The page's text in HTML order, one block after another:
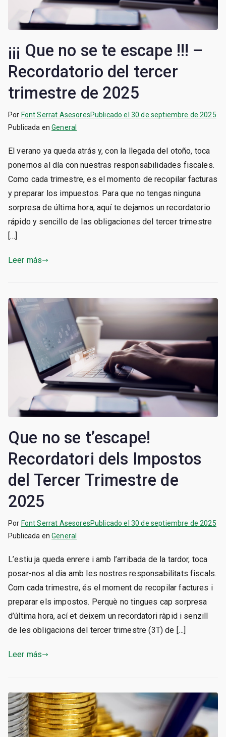
¡¡¡ Que no se te escape !!! –
Recordatorio del tercer
trimestre de 2025
Por Font Serrat AsesoresPublicado el 30 de septiembre de 2025
Publicada enGeneral
El verano ya queda atrás y, con la llegada del otoño, toca
ponernos al día con nuestras responsabilidades fiscales.
Como cada trimestre, es el momento de recopilar facturas
y preparar los impuestos. Para que no tengas ninguna
sorpresa de última hora, aquí te dejamos un recordatorio
rápido y sencillo de las obligaciones del tercer trimestre
[…]
Leer más
Que no se t’escape!
Recordatori dels Impostos
del Tercer Trimestre de
2025
Por Font Serrat AsesoresPublicado el 30 de septiembre de 2025
Publicada enGeneral
L’estiu ja queda enrere i amb l’arribada de la tardor, toca
posar-nos al dia amb les nostres responsabilitats fiscals.
Com cada trimestre, és el moment de recopilar factures i
preparar els impostos. Perquè no tingues cap sorpresa
d’última hora, ací et deixem un recordatori ràpid i senzill
de les obligacions del tercer trimestre (3T) de […]
Leer más